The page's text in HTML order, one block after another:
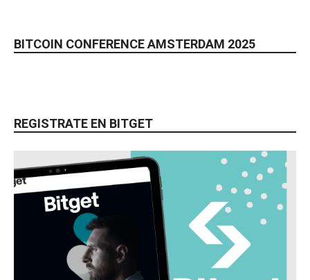
BITCOIN CONFERENCE AMSTERDAM 2025
REGISTRATE EN BITGET